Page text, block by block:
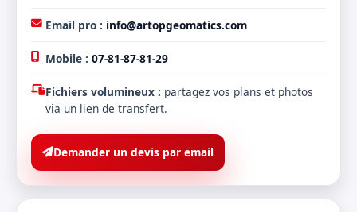
Email pro : info@artopgeomatics.com
Mobile : 07-81-87-81-29
Fichiers volumineux : partagez vos plans et photos
via un lien de transfert.
Demander un devis par email